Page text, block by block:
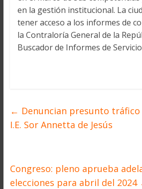
en la gestión institucional. La
tener acceso a los informes de
la Contraloría General de la
Buscador de Informes de
← Denuncian presunto tráfico
I.E. Sor Annetta de Jesús
Congreso: pleno aprueba
elecciones para abril del 2024